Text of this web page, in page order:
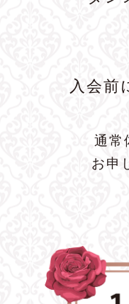
入会前
通常
お申